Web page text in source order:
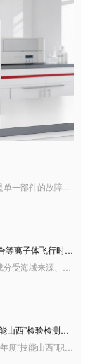
应用方案 | 面对高盐基体，ICP-TOF-MS 3800 电感耦合等离子体飞行时间质谱仪 如何高效检测压舱海水元素？
匠心铸器，技护食安 | 东西分析硬核助阵2026年度“技能山西”检验检测职业技能大赛